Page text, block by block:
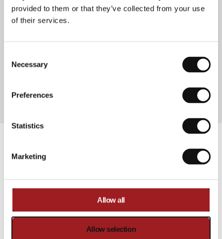
provided to them or that they’ve collected from your use
of their services.
Necessary
Preferences
Statistics
Marketing
Allow all
Allow selection
Ironmaster Dip Handles für Super Bench und Super
Bench PRO V2
10+ Jahre Garantieüber dem Industriestandard.
€49,00